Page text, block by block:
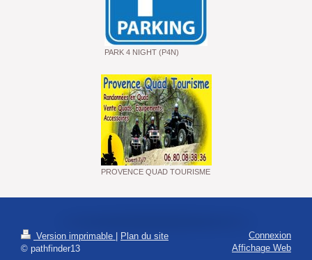
PARK 4 NIGHT (P4N)
PROVENCE QUAD TOURISME
Version imprimable
Plan du site
© pathfinder13
Connexion
Affichage Web